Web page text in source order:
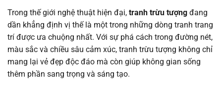
Trong thế giới nghệ thuật hiện đại, tranh trừu tượng đang
dần khẳng định vị thế là một trong những dòng tranh trang
trí được ưa chuộng nhất. Với sự phá cách trong đường nét,
màu sắc và chiều sâu cảm xúc, tranh trừu tượng không chỉ
mang lại vẻ đẹp độc đáo mà còn giúp không gian sống
thêm phần sang trọng và sáng tạo.